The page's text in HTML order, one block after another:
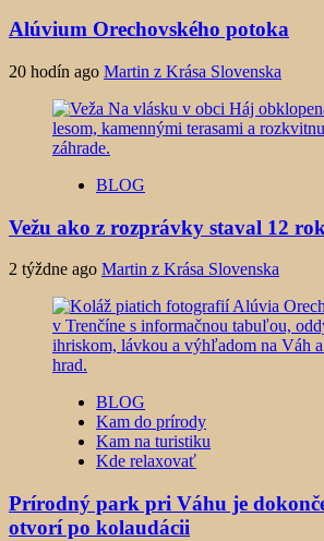
Alúvium Orechovského potoka
20 hodín ago Martin z Krása Slovenska
BLOG
Vežu ako z rozprávky staval 12
2 týždne ago Martin z Krása Slovenska
BLOG
Kam do prírody
Kam na turistiku
Kde relaxovať
Prírodný park pri Váhu je
otvorí po kolaudácii